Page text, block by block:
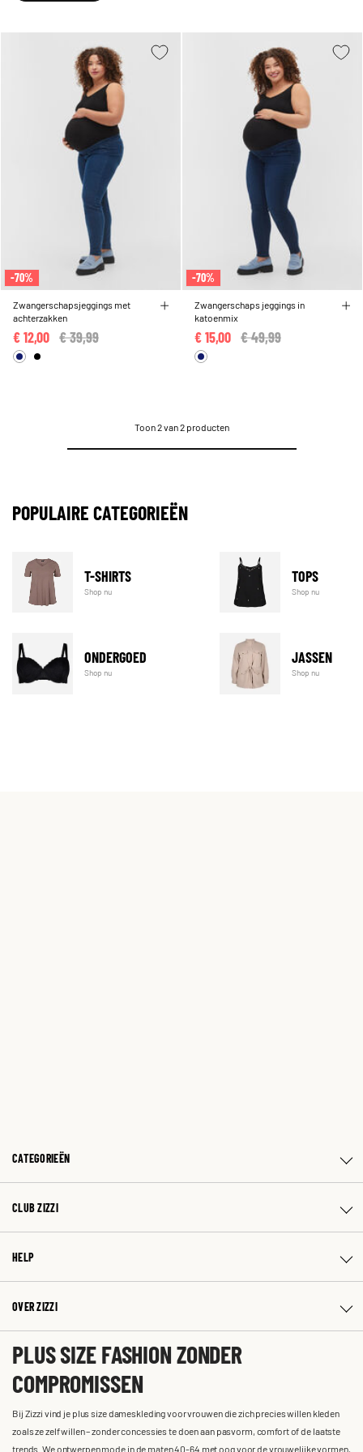
-70%
Zwangerschapsjeggings met
achterzakken
Price reduced from
€ 39,99
€ 12,00
-70%
Zwangerschaps jeggings in
katoenmix
Price reduced from
€ 49,99
€ 15,00
Toon 2 van 2 producten
POPULAIRE CATEGORIEËN
T-SHIRTS
Shop nu
TOPS
Shop nu
ONDERGOED
Shop nu
JASSEN
Shop nu
CATEGORIEËN
CLUB ZIZZI
HELP
OVER ZIZZI
PLUS SIZE FASHION ZONDER
COMPROMISSEN
Bij Zizzi vind je plus size dameskleding voor vrouwen die zich precies willen kleden
zoals ze zelf willen – zonder concessies te doen aan pasvorm, comfort of de laatste
trends. We ontwerpen mode in de maten 40-64 met oog voor de vrouwelijke vormen,